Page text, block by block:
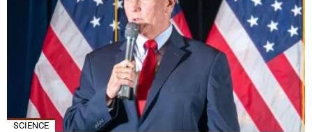
SCIENCE